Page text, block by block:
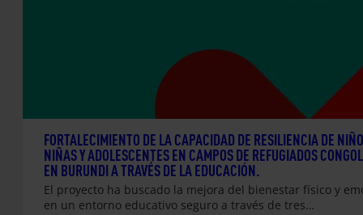
FORTALECIMIENTO DE LA CAPACIDAD DE RESILIENCIA DE
NIÑAS Y ADOLESCENTES EN CAMPOS DE REFUGIADOS
EN BURUNDI A TRAVÉS DE LA EDUCACIÓN.
El proyecto ha buscado la mejora del bienestar físico y
en un entorno educativo seguro a través de tres…